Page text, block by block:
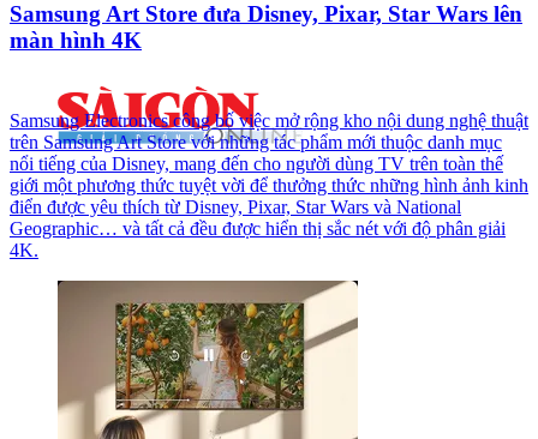
Samsung Art Store đưa Disney, Pixar, Star Wars lên
màn hình 4K
Samsung Electronics công bố việc mở rộng kho nội dung nghệ thuật
trên Samsung Art Store với những tác phẩm mới thuộc danh mục
nổi tiếng của Disney, mang đến cho người dùng TV trên toàn thế
giới một phương thức tuyệt vời để thưởng thức những hình ảnh kinh
điển được yêu thích từ Disney, Pixar, Star Wars và National
Geographic… và tất cả đều được hiển thị sắc nét với độ phân giải
4K.